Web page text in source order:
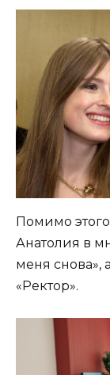
Помимо
Анатолия в
меня снова»,
«Ректор».